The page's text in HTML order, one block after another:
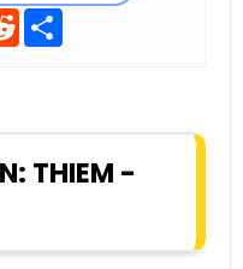
R
e
d
d r
THIEM -